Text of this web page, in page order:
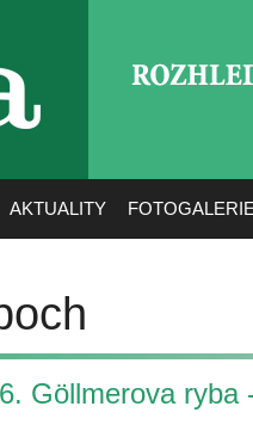
AKTUALITY
Göllmerova ryba